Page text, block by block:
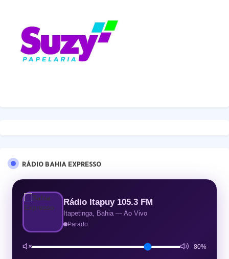
RÁDIO BAHIA EXPRESSO
Rádio Itapuy 105.3 FM
Itapetinga, Bahia — Ao Vivo
Parado
80%